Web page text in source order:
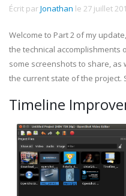
Écrit parJonathan le 27 juillet
Welcome to Part 2 of my
the technical accomplishments
some screenshots to share,
the current state of the project.
Timeline